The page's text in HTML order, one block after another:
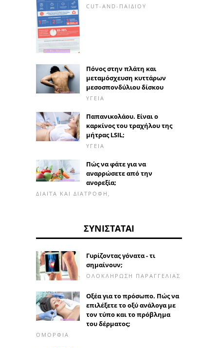
CUT-AND-ΠΑΙΔΙΟΎ
Πόνος στην πλάτη και
μεταμόσχευση κυττάρων
μεσοσπονδύλιου δίσκου
ΥΓΕΊΑ
Παπανικολάου. Είναι ο
καρκίνος του τραχήλου της
μήτρας LSIL;
ΥΓΕΊΑ
Πώς να φάτε για να
αναρρώσετε από την
ανορεξία;
ΔΊΑΙΤΑ ΚΑΙ ΔΙΑΤΡΟΦΉ,
ΣΥΝΙΣΤΆΤΑΙ
Γυρίζοντας γόνατα - τι
σημαίνουν;
ΟΛΟΚΛΉΡΩΣΗ ΠΑΡΑΓΓΕΛΊΑΣ
Οξέα για το πρόσωπο. Πώς να
επιλέξετε το οξύ ανάλογα με
τον τύπο και το πρόβλημα
του δέρματος;
ΟΜΟΡΦΙΆ